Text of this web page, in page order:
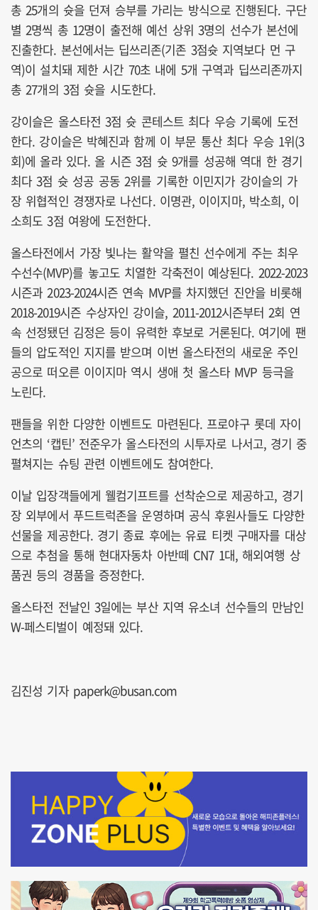
총 25개의 슛을 던져 승부를 가리는 방식으로 진행된다. 구단
별 2명씩 총 12명이 출전해 예선 상위 3명의 선수가 본선에
진출한다. 본선에서는 딥쓰리존(기존 3점슛 지역보다 먼 구
역)이 설치돼 제한 시간 70초 내에 5개 구역과 딥쓰리존까지
총 27개의 3점 슛을 시도한다.
강이슬은 올스타전 3점 슛 콘테스트 최다 우승 기록에 도전
한다. 강이슬은 박혜진과 함께 이 부문 통산 최다 우승 1위(3
회)에 올라 있다. 올 시즌 3점 슛 9개를 성공해 역대 한 경기
최다 3점 슛 성공 공동 2위를 기록한 이민지가 강이슬의 가
장 위협적인 경쟁자로 나선다. 이명관, 이이지마, 박소희, 이
소희도 3점 여왕에 도전한다.
올스타전에서 가장 빛나는 활약을 펼친 선수에게 주는 최우
수선수(MVP)를 놓고도 치열한 각축전이 예상된다. 2022-2023
시즌과 2023-2024시즌 연속 MVP를 차지했던 진안을 비롯해
2018-2019시즌 수상자인 강이슬, 2011-2012시즌부터 2회 연
속 선정됐던 김정은 등이 유력한 후보로 거론된다. 여기에 팬
들의 압도적인 지지를 받으며 이번 올스타전의 새로운 주인
공으로 떠오른 이이지마 역시 생애 첫 올스타 MVP 등극을
노린다.
팬들을 위한 다양한 이벤트도 마련된다. 프로야구 롯데 자이
언츠의 ‘캡틴’ 전준우가 올스타전의 시투자로 나서고, 경기 중
펼쳐지는 슈팅 관련 이벤트에도 참여한다.
이날 입장객들에게 웰컴기프트를 선착순으로 제공하고, 경기
장 외부에서 푸드트럭존을 운영하며 공식 후원사들도 다양한
선물을 제공한다. 경기 종료 후에는 유료 티켓 구매자를 대상
으로 추첨을 통해 현대자동차 아반떼 CN7 1대, 해외여행 상
품권 등의 경품을 증정한다.
올스타전 전날인 3일에는 부산 지역 유소녀 선수들의 만남인
W-페스티벌이 예정돼 있다.
김진성 기자 paperk@busan.com